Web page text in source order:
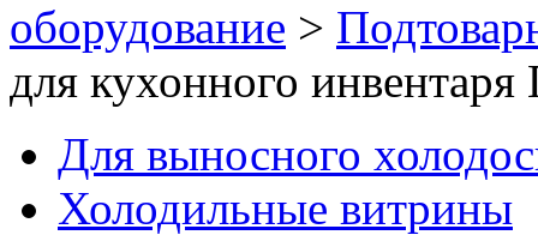
оборудование >
для кухонного
Для выносного
Холодильные витрины